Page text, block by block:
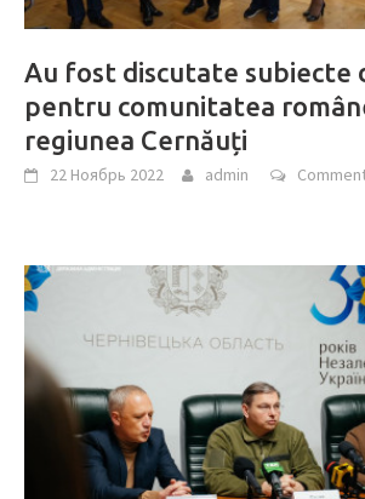
Au fost discutate subiecte
pentru comunitatea
regiunea Cernăuți
22 Ноябрь 2022 admin